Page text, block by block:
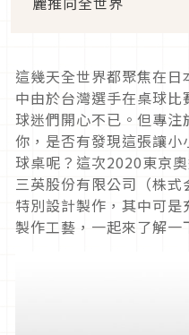
這幾天全世界都聚焦在
中由於台灣選手在桌球
球迷們開心不已。但專
你，是否有發現這張讓
球桌呢？這次2020東京
三英股份有限公司（株
特別設計製作，其中可
製作工藝，一起來了解一